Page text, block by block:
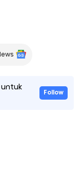
untuk
Follow